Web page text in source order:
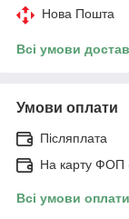
Нова Пошта
Всі умови
Умови оплати
Післяплата
На карту ФОП
Всі умови оплати